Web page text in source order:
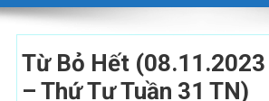
Từ Bỏ Hết (08.11.2023
– Thứ Tư Tuần 31 TN)